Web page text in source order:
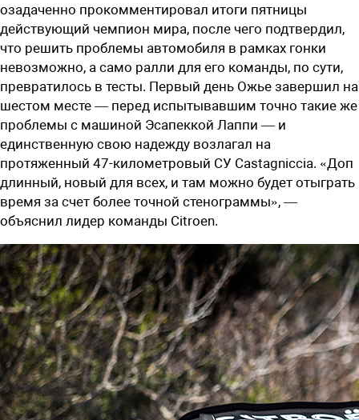
озадаченно прокомментировал итоги пятницы
действующий чемпион мира, после чего подтвердил,
что решить проблемы автомобиля в рамках гонки
невозможно, а само ралли для его команды, по сути,
превратилось в тесты. Первый день Ожье завершил на
шестом месте — перед испытывавшим точно такие же
проблемы с машиной Эсапеккой Лаппи — и
единственную свою надежду возлагал на
протяженный 47-километровый СУ Castagniccia. «Доп
длинный, новый для всех, и там можно будет отыграть
время за счет более точной стенограммы», —
объяснил лидер команды Citroen.